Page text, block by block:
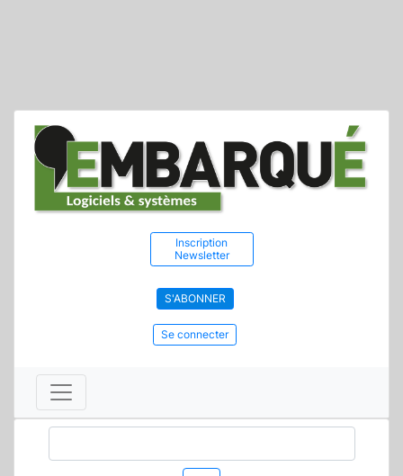
Inscription
Newsletter
S'ABONNER
Se connecter